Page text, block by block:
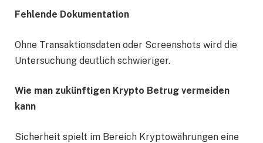
Fehlende Dokumentation
Ohne Transaktionsdaten oder Screenshots wird die
Untersuchung deutlich schwieriger.
Wie man zukünftigen Krypto Betrug vermeiden
kann
Sicherheit spielt im Bereich Kryptowährungen eine